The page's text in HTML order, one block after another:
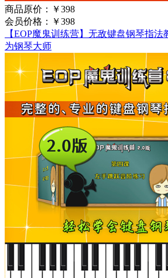
商品原价：
￥398
会员价格：
￥398
【EOP魔鬼训练营】无敌键盘钢琴指法
为钢琴大师